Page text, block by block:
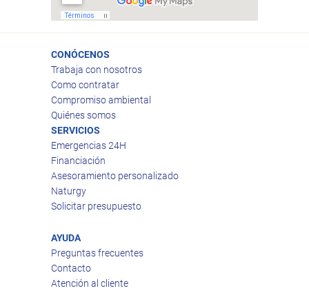
CONÓCENOS
Trabaja con nosotros
Como contratar
Compromiso ambiental
Quiénes somos
SERVICIOS
Emergencias 24H
Financiación
Asesoramiento personalizado
Naturgy
Solicitar presupuesto
AYUDA
Preguntas frecuentes
Contacto
Atención al cliente